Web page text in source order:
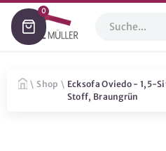
0
\ Shop \ Ecksofa Oviedo - 1,5-
Stoff, Braungrün